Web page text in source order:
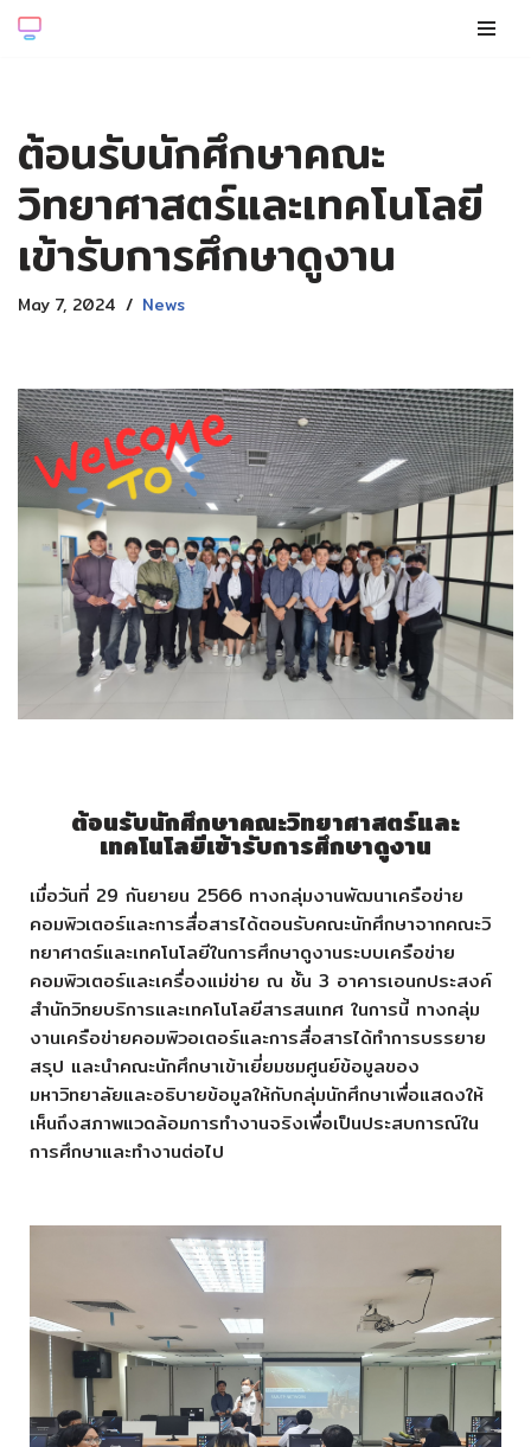
ต้อนรับนักศึกษาคณะ
วิทยาศาสตร์และเทคโนโลยี
เข้ารับการศึกษาดูงาน
May 7, 2024 News
ต้อนรับนักศึกษาคณะวิทยาศาสตร์และ
เทคโนโลยีเข้ารับการศึกษาดูงาน
เมื่อวันที่ 29 กันยายน 2566 ทางกลุ่มงานพัฒนาเครือข่าย
คอมพิวเตอร์และการสื่อสารได้ตอนรับคณะนักศึกษาจากคณะวิ
ทยาศาตร์และเทคโนโลยีในการศึกษาดูงานระบบเครือข่าย
คอมพิวเตอร์และเครื่องแม่ข่าย ณ ชั้น 3 อาคารเอนกประสงค์
สำนักวิทยบริการและเทคโนโลยีสารสนเทศ ในการนี้ ทางกลุ่ม
งานเครือข่ายคอมพิวอเตอร์และการสื่อสารได้ทำการบรรยาย
สรุป และนำคณะนักศึกษาเข้าเยี่ยมชมศูนย์ข้อมูลของ
มหาวิทยาลัยและอธิบายข้อมูลให้กับกลุ่มนักศึกษาเพื่อแสดงให้
เห็นถึงสภาพแวดล้อมการทำงานจริงเพื่อเป็นประสบการณ์ใน
การศึกษาและทำงานต่อไป